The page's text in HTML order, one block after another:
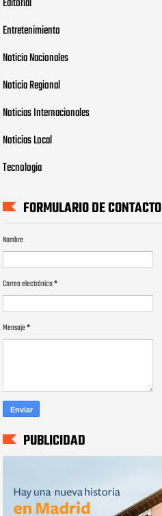
Entretenimiento
Noticia Nacionales
Noticia Regional
Noticias Internacionales
Noticias Local
Tecnologia
FORMULARIO DE CONTACTO
Nombre
Correo electrónico*
Mensaje*
PUBLICIDAD